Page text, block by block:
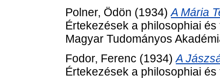
Polner, Ödön (1934)A Mária
Értekezések a philosophiai
Magyar Tudományos
Fodor, Ferenc (1934)A
Értekezések a philosophiai